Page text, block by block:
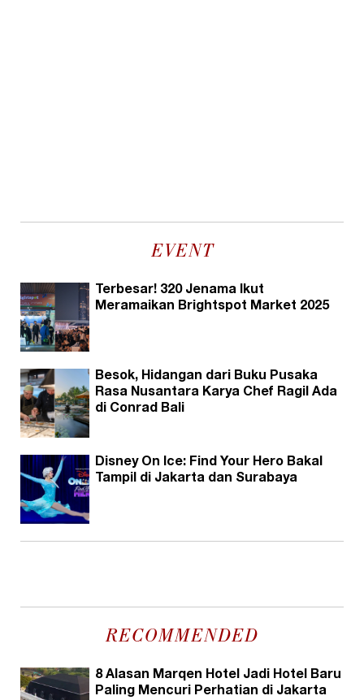
EVENT
Terbesar! 320 Jenama Ikut
Meramaikan Brightspot Market 2025
Besok, Hidangan dari Buku Pusaka
Rasa Nusantara Karya Chef Ragil Ada
di Conrad Bali
Disney On Ice: Find Your Hero Bakal
Tampil di Jakarta dan Surabaya
RECOMMENDED
8 Alasan Marqen Hotel Jadi Hotel Baru
Paling Mencuri Perhatian di Jakarta